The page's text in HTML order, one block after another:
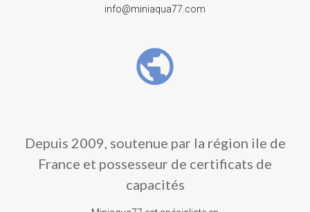
info@miniaqua77.com
public
Depuis 2009, soutenue par la région ile de
France et possesseur de certificats de
capacités